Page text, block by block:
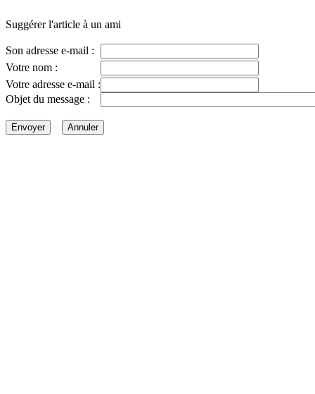
Suggérer l'article à un ami
Son adresse e-mail :
Votre nom :
Votre adresse e-mail :
Objet du message :